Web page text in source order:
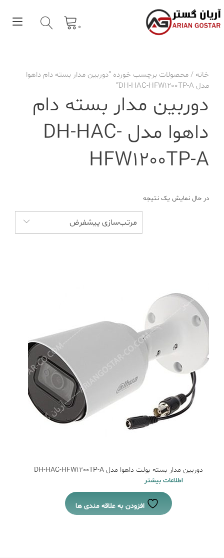
to
content
0
خانه / محصولات برچسب خورده “دوربین مدار بسته دام داهوا
مدل DH-HAC-HFW1200TP-A”
دوربین مدار بسته دام
داهوا مدل DH-HAC-
HFW1200TP-A
در حال نمایش یک نتیجه
مرتب‌سازی پیشفرض
دوربین مدار بسته بولت داهوا مدل DH-HAC-HFW1200TP-A
اطلاعات بیشتر
افزودن به علاقه مندی ها